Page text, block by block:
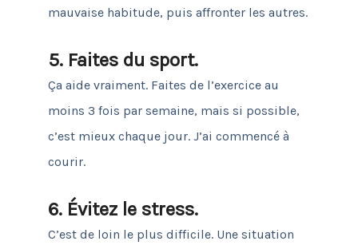
mauvaise habitude, puis affronter les autres.
5. Faites du sport.
Ça aide vraiment. Faites de l’exercice au
moins 3 fois par semaine, mais si possible,
c’est mieux chaque jour. J’ai commencé à
courir.
6. Évitez le stress.
C’est de loin le plus difficile. Une situation